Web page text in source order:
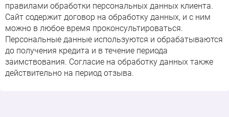
правилами обработки персональных данных клиента.
Сайт содержит договор на обработку данных, и с ним
можно в любое время проконсультироваться.
Персональные данные используются и обрабатываются
до получения кредита и в течение периода
заимствования. Согласие на обработку данных также
действительно на период отзыва.